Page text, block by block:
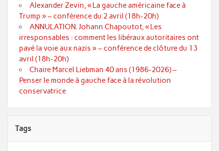
Alexander Zevin, « La gauche américaine face à
Trump » – conférence du 2 avril (18h-20h)
ANNULATION. Johann Chapoutot, « Les
irresponsables : comment les libéraux autoritaires ont
pavé la voie aux nazis » – conférence de clôture du 13
avril (18h-20h)
Chaire Marcel Liebman 40 ans (1986-2026) –
Penser le monde à gauche face à la révolution
conservatrice
Tags